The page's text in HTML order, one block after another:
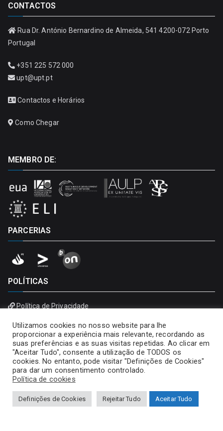
CONTACTOS
Rua Dr. António Bernardino de Almeida, 541 4200-072 Porto
Portugal
+351 225 572 000
upt@upt.pt
Contactos e Horários
Como Chegar
MEMBRO DE:
PARCERIAS
POLÍTICAS
Política de Privacidade
Utilizamos cookies no nosso website para lhe
proporcionar a experiência mais relevante, recordando as
suas preferências e as suas visitas repetidas. Ao clicar em
"Aceitar Tudo", consente a utilização de TODOS os
cookies. No entanto, pode visitar "Definições de Cookies"
para dar um consentimento controlado.
Política de cookies
Definições de Cookies Rejeitar Tudo Aceitar Tudo